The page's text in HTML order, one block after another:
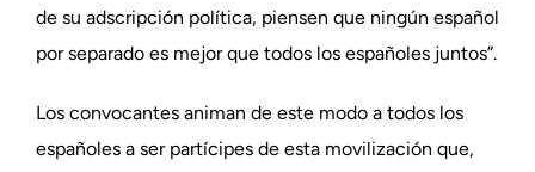
de su adscripción política, piensen que ningún español
por separado es mejor que todos los españoles juntos”.
Los convocantes animan de este modo a todos los
españoles a ser partícipes de esta movilización que,